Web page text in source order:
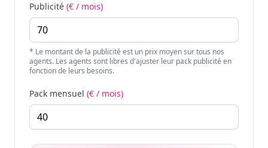
Publicité (€ / mois)
* Le montant de la publicité est un prix moyen sur tous nos
agents. Les agents sont libres d'ajuster leur pack publicité en
fonction de leurs besoins.
Pack mensuel (€ / mois)